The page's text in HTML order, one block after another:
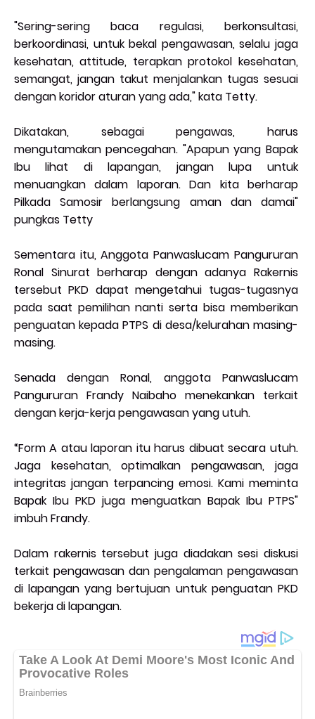
"Sering-sering baca regulasi, berkonsultasi,
berkoordinasi, untuk bekal pengawasan, selalu jaga
kesehatan, attitude, terapkan protokol kesehatan,
semangat, jangan takut menjalankan tugas sesuai
dengan koridor aturan yang ada," kata Tetty.
Dikatakan, sebagai pengawas, harus
mengutamakan pencegahan. "Apapun yang Bapak
Ibu lihat di lapangan, jangan lupa untuk
menuangkan dalam laporan. Dan kita berharap
Pilkada Samosir berlangsung aman dan damai"
pungkas Tetty
Sementara itu, Anggota Panwaslucam Pangururan
Ronal Sinurat berharap dengan adanya Rakernis
tersebut PKD dapat mengetahui tugas-tugasnya
pada saat pemilihan nanti serta bisa memberikan
penguatan kepada PTPS di desa/kelurahan masing-
masing.
Senada dengan Ronal, anggota Panwaslucam
Pangururan Frandy Naibaho menekankan terkait
dengan kerja-kerja pengawasan yang utuh.
“Form A atau laporan itu harus dibuat secara utuh.
Jaga kesehatan, optimalkan pengawasan, jaga
integritas jangan terpancing emosi. Kami meminta
Bapak Ibu PKD juga menguatkan Bapak Ibu PTPS"
imbuh Frandy.
Dalam rakernis tersebut juga diadakan sesi diskusi
terkait pengawasan dan pengalaman pengawasan
di lapangan yang bertujuan untuk penguatan PKD
bekerja di lapangan.